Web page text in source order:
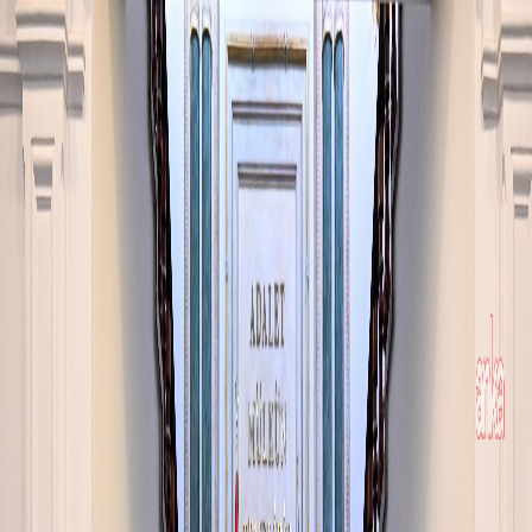
Ara
Bizi Takip Edin
TBMM İnsan Haklarını
İnceleme Komisyonu Başkanı
Yanık, Bakan Akın Gürlek'i
ziyaret etti
Mahreç: Anka Haber